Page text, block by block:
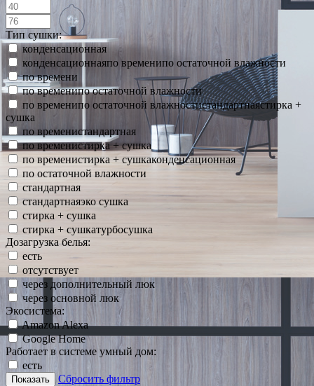
Тип сушки:
конденсационная
конденсационнаяпо временипо остаточной влажности
по времени
по временипо остаточной влажности
по временипо остаточной влажностистандартнаястирка +
сушка
по временистандартная
по временистирка + сушка
по временистирка + сушкаконденсационная
по остаточной влажности
стандартная
стандартнаяэко сушка
стирка + сушка
стирка + сушкатурбосушка
Дозагрузка белья:
есть
отсутствует
через дополнительный люк
через основной люк
Экосистема:
Amazon Alexa
Google Home
Работает в системе умный дом:
есть
Показать Сбросить фильтр